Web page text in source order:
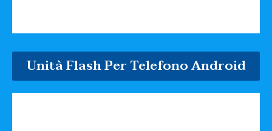
Unità Flash Per Telefono Android